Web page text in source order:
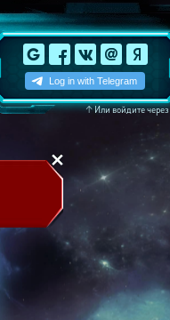
↑Или войдите через